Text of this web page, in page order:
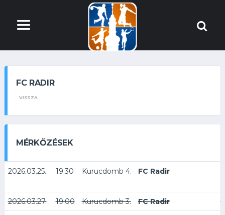
FC RADIR
VISSZA
MÉRKŐZÉSEK
2026.03.25. 19:30 Kurucdomb 4. FC Radir
2026.03.27. 19:00 Kurucdomb 3. FC Radir